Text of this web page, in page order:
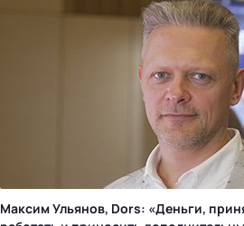
Максим Ульянов, Dors: «Деньги,